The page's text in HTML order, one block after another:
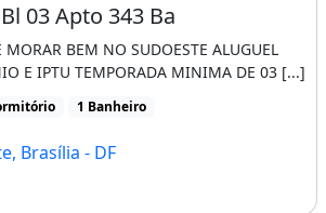
03 Apto 343 Ba
BEM NO SUDOESTE ALUGUEL
E IPTU TEMPORADA MINIMA DE 03 [...]
1 Banheiro
Brasília - DF